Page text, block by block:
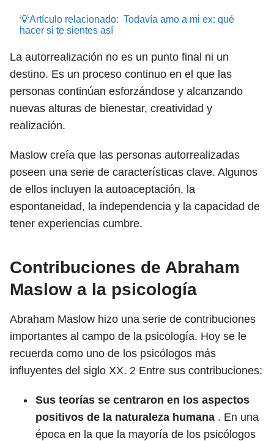
💡Artículo relacionado: Todavía amo a mi ex: qué
hacer si te sientes así
La autorrealización no es un punto final ni un
destino. Es un proceso continuo en el que las
personas continúan esforzándose y alcanzando
nuevas alturas de bienestar, creatividad y
realización.
Maslow creía que las personas autorrealizadas
poseen una serie de características clave. Algunos
de ellos incluyen la autoaceptación, la
espontaneidad, la independencia y la capacidad de
tener experiencias cumbre.
Contribuciones de Abraham
Maslow a la psicología
Abraham Maslow hizo una serie de contribuciones
importantes al campo de la psicología. Hoy se le
recuerda como uno de los psicólogos más
influyentes del siglo XX. 2 Entre sus contribuciones:
Sus teorías se centraron en los aspectos
positivos de la naturaleza humana . En una
época en la que la mayoría de los psicólogos